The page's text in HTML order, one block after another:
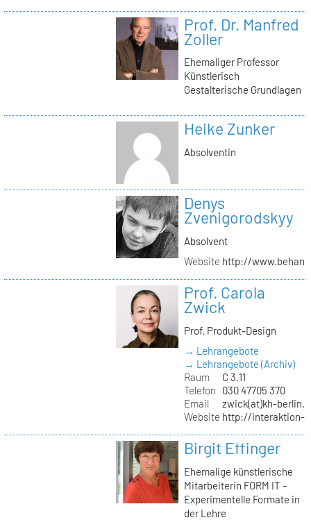
Prof. Dr. Manfred
Zoller
Ehemaliger Professor
Künstlerisch
Gestalterische Grundlagen
Heike Zunker
Absolventin
Denys
Zvenigorodskyy
Absolvent
Website http://
Prof. Carola
Zwick
Prof. Produkt-Design
→ Lehrangebote
→ Lehrangebote (Archiv)
Raum
C 3.11
Telefon
030 47705 370
Email
zwick(at)kh-
Website http://interaktion-
Birgit Effinger
Ehemalige künstlerische
Mitarbeiterin FORM IT –
Experimentelle Formate in
der Lehre